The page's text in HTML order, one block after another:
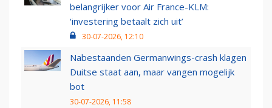
belangrijker voor Air France-KLM:
‘investering betaalt zich uit’
30-07-2026, 12:10
Nabestaanden Germanwings-crash klagen
Duitse staat aan, maar vangen mogelijk
bot
30-07-2026, 11:58